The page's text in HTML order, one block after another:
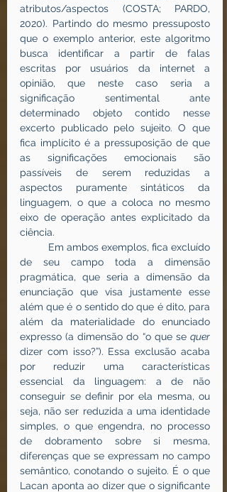
atributos/aspectos (COSTA; PARDO,
2020). Partindo do mesmo pressuposto
que o exemplo anterior, este algoritmo
busca identificar a partir de falas
escritas por usuários da internet a
opinião, que neste caso seria a
significação sentimental ante
determinado objeto contido nesse
excerto publicado pelo sujeito. O que
fica implícito é a pressuposição de que
as significações emocionais são
passíveis de serem reduzidas a
aspectos puramente sintáticos da
linguagem, o que a coloca no mesmo
eixo de operação antes explicitado da
ciência.
de seu campo toda a dimensão
pragmática, que seria a dimensão da
enunciação que visa justamente esse
além que é o sentido do que é dito, para
além da materialidade do enunciado
expresso (a dimensão do “o que se
dizer com isso?”). Essa exclusão acaba
por reduzir uma características
essencial da linguagem: a de não
conseguir se definir por ela mesma, ou
seja, não ser reduzida a uma identidade
simples, o que engendra, no processo
de dobramento sobre si mesma,
diferenças que se expressam no campo
semântico, conotando o sujeito. É o que
Lacan aponta ao dizer que o significante